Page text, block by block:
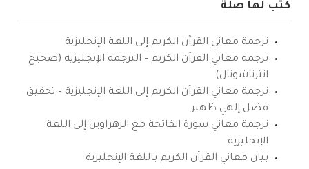
كتب لها صلة
ترجمة معاني القرآن الكريم إلى اللغة الإنجليزية
ترجمة معاني القرآن الكريم – الترجمة الإنجليزية (صحيح
انترناشونال)
ترجمة معاني القرآن الكريم إلى اللغة الإنجليزية – تحقيق
فضل إلهي ظهير
ترجمة معاني سورة الفاتحة مع الزهراوين إلى اللغة
الإنجليزية
بيان معاني القرآن الكريم باللغة الإنجليزية